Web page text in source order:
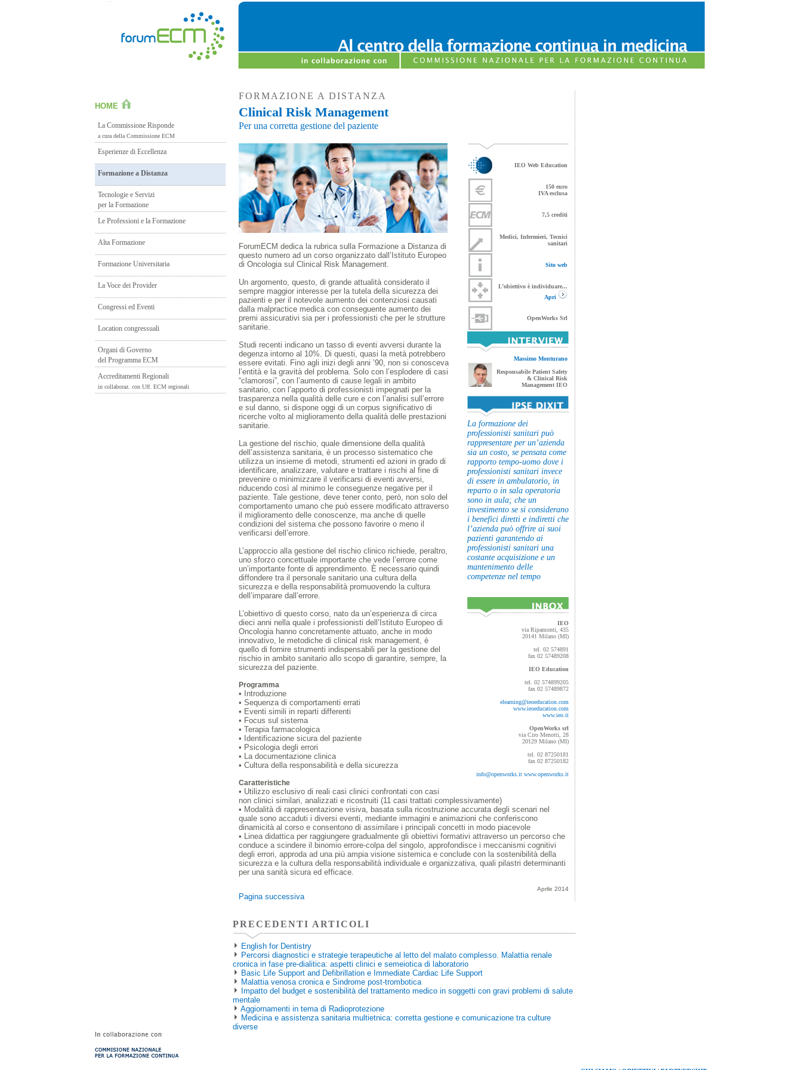
HOME
La Commissione Risponde
a cura della Commissione ECM
Esperienze di Eccellenza
Formazione a Distanza
Tecnologie e Servizi
per la Formazione
Le Professioni e la Formazione
Alta Formazione
Formazione Universitaria
La Voce dei Provider
Congressi ed Eventi
Location congressuali
Organi di Governo
del Programma ECM
Accreditamenti Regionali
in collaboraz. con Uff. ECM regionali
FORMAZIONE A DISTANZA
Clinical Risk Management
Per una corretta gestione del paziente
IEO Web Education
150 euro
IVA esclusa
7,5 crediti
Medici, Infermieri, Tecnici
sanitari
Sito web
L’obiettivo è individuare...
Apri
OpenWorks Srl
Massimo Monturano
Responsabile Patient Safety
& Clinical Risk
Management IEO
La formazione dei
professionisti sanitari può
rappresentare per un’azienda
sia un costo, se pensata come
rapporto tempo-uomo dove i
professionisti sanitari invece
di essere in ambulatorio, in
reparto o in sala operatoria
sono in aula; che un
investimento se si considerano
i benefici diretti e indiretti che
l’azienda può offrire ai suoi
pazienti garantendo ai
professionisti sanitari una
costante acquisizione e un
mantenimento delle
competenze nel tempo
IEO
via Ripamonti, 435
20141 Milano (MI)
tel. 02 574891
fax 02 57489208
IEO Education
tel. 02 574899205
fax 02 57489872
elearning@ieoeducation.com
www.ieoeducation.com
www.ieo.it
OpenWorks srl
via Ciro Menotti, 28
20129 Milano (MI)
tel. 02 87250181
fax 02 87250182
info@openworks.it www.openworks.it
ForumECM dedica la rubrica sulla Formazione a Distanza di
questo numero ad un corso organizzato dall’Istituto Europeo
di Oncologia sul Clinical Risk Management.
Un argomento, questo, di grande attualità considerato il
sempre maggior interesse per la tutela della sicurezza dei
pazienti e per il notevole aumento dei contenziosi causati
dalla malpractice medica con conseguente aumento dei
premi assicurativi sia per i professionisti che per le strutture
sanitarie.
Studi recenti indicano un tasso di eventi avversi durante la
degenza intorno al 10%. Di questi, quasi la metà potrebbero
essere evitati. Fino agli inizi degli anni ’90, non si conosceva
l’entità e la gravità del problema. Solo con l’esplodere di casi
“clamorosi”, con l’aumento di cause legali in ambito
sanitario, con l’apporto di professionisti impegnati per la
trasparenza nella qualità delle cure e con l’analisi sull’errore
e sul danno, si dispone oggi di un corpus significativo di
ricerche volto al miglioramento della qualità delle prestazioni
sanitarie.
La gestione del rischio, quale dimensione della qualità
dell’assistenza sanitaria, è un processo sistematico che
utilizza un insieme di metodi, strumenti ed azioni in grado di
identificare, analizzare, valutare e trattare i rischi al fine di
prevenire o minimizzare il verificarsi di eventi avversi,
riducendo così al minimo le conseguenze negative per il
paziente. Tale gestione, deve tener conto, però, non solo del
comportamento umano che può essere modificato attraverso
il miglioramento delle conoscenze, ma anche di quelle
condizioni del sistema che possono favorire o meno il
verificarsi dell’errore.
L’approccio alla gestione del rischio clinico richiede, peraltro,
uno sforzo concettuale importante che vede l’errore come
un’importante fonte di apprendimento. È necessario quindi
diffondere tra il personale sanitario una cultura della
sicurezza e della responsabilità promuovendo la cultura
dell’imparare dall’errore.
L’obiettivo di questo corso, nato da un’esperienza di circa
dieci anni nella quale i professionisti dell’Istituto Europeo di
Oncologia hanno concretamente attuato, anche in modo
innovativo, le metodiche di clinical risk management, è
quello di fornire strumenti indispensabili per la gestione del
rischio in ambito sanitario allo scopo di garantire, sempre, la
sicurezza del paziente.
Programma
• Introduzione
• Sequenza di comportamenti errati
• Eventi simili in reparti differenti
• Focus sul sistema
• Terapia farmacologica
• Identificazione sicura del paziente
• Psicologia degli errori
• La documentazione clinica
• Cultura della responsabilità e della sicurezza
Caratteristiche
• Utilizzo esclusivo di reali casi clinici confrontati con casi
non clinici similari, analizzati e ricostruiti (11 casi trattati complessivamente)
• Modalità di rappresentazione visiva, basata sulla ricostruzione accurata degli scenari nel
quale sono accaduti i diversi eventi, mediante immagini e animazioni che conferiscono
dinamicità al corso e consentono di assimilare i principali concetti in modo piacevole
• Linea didattica per raggiungere gradualmente gli obiettivi formativi attraverso un percorso che
conduce a scindere il binomio errore-colpa del singolo, approfondisce i meccanismi cognitivi
degli errori, approda ad una più ampia visione sistemica e conclude con la sostenibilità della
sicurezza e la cultura della responsabilità individuale e organizzativa, quali pilastri determinanti
per una sanità sicura ed efficace.
Aprile 2014
Pagina successiva
PRECEDENTI ARTICOLI
English for Dentistry
Percorsi diagnostici e strategie terapeutiche al letto del malato complesso. Malattia renale
cronica in fase pre-dialitica: aspetti clinici e semeiotica di laboratorio
Basic Life Support and Defibrillation e Immediate Cardiac Life Support
Malattia venosa cronica e Sindrome post-trombotica
Impatto del budget e sostenibilità del trattamento medico in soggetti con gravi problemi di salute
mentale
Aggiornamenti in tema di Radioprotezione
Medicina e assistenza sanitaria multietnica: corretta gestione e comunicazione tra culture
diverse